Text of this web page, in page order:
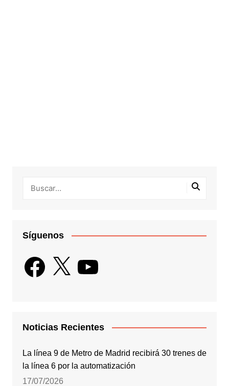
Síguenos
Facebook
X YouTube
Noticias Recientes
La línea 9 de Metro de Madrid recibirá 30 trenes de
la línea 6 por la automatización
17/07/2026